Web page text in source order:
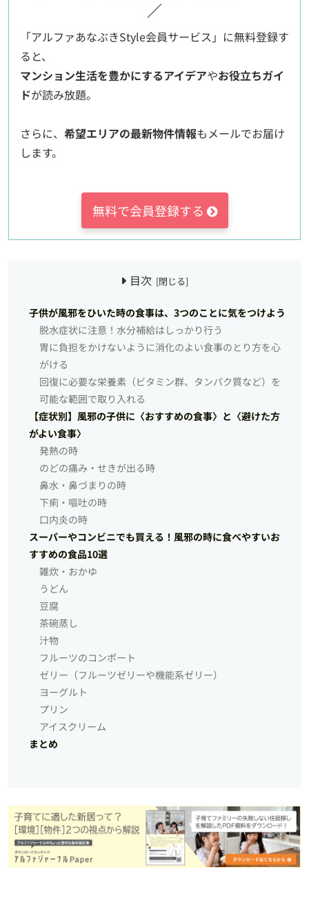
／
「アルファあなぶきStyle会員サービス」に無料登録す
ると、
マンション生活を豊かにするアイデアやお役立ちガイ
ドが読み放題。
さらに、 希望エリアの最新物件情報もメールでお届け
します。
無料で会員登録する
目次
子供が風邪をひいた時の食事は、3つのことに気をつけよう
脱水症状に注意！水分補給はしっかり行う
胃に負担をかけないように消化のよい食事のとり方を心
がける
回復に必要な栄養素（ビタミン群、タンパク質など）を
可能な範囲で取り入れる
【症状別】風邪の子供に〈おすすめの食事〉と〈避けた方
がよい食事〉
発熱の時
のどの痛み・せきが出る時
鼻水・鼻づまりの時
下痢・嘔吐の時
口内炎の時
スーパーやコンビニでも買える！風邪の時に食べやすいお
すすめの食品10選
雑炊・おかゆ
うどん
豆腐
茶碗蒸し
汁物
フルーツのコンポート
ゼリー（フルーツゼリーや機能系ゼリー）
ヨーグルト
プリン
アイスクリーム
まとめ